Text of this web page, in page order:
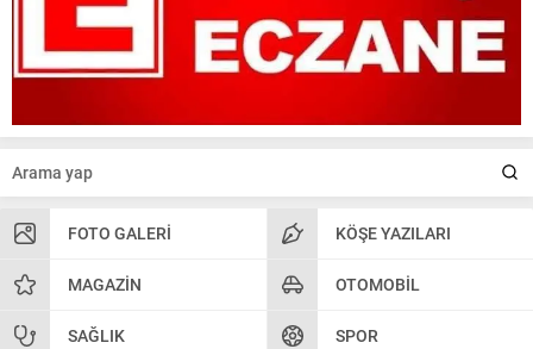
FOTO GALERI KÖŞE YAZILARI
MAGAZIN OTOMOBIL
SAĞLIK SPOR